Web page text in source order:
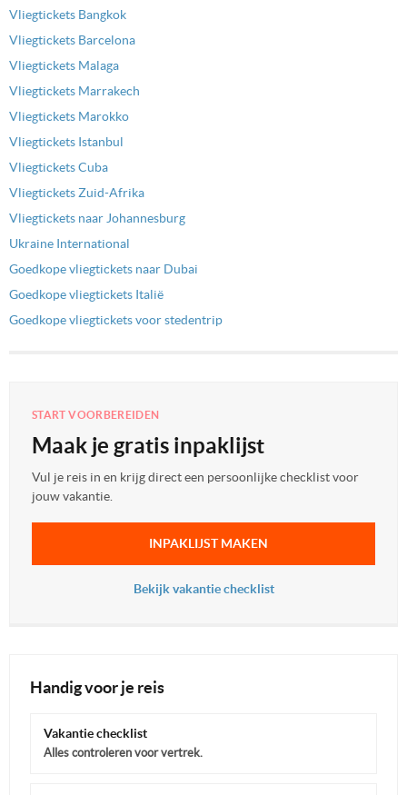
Vliegtickets Bangkok
Vliegtickets Barcelona
Vliegtickets Malaga
Vliegtickets Marrakech
Vliegtickets Marokko
Vliegtickets Istanbul
Vliegtickets Cuba
Vliegtickets Zuid-Afrika
Vliegtickets naar Johannesburg
Ukraine International
Goedkope vliegtickets naar Dubai
Goedkope vliegtickets Italië
Goedkope vliegtickets voor stedentrip
START VOORBEREIDEN
Maak je gratis inpaklijst
Vul je reis in en krijg direct een persoonlijke checklist voor
jouw vakantie.
INPAKLIJST MAKEN
Bekijk vakantie checklist
Handig voor je reis
Vakantie checklist
Alles controleren voor vertrek.